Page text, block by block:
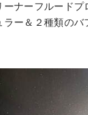
ーナーフルードプ
ー＆２種類のバ